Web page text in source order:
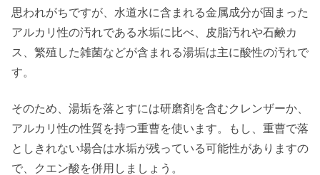
思われがちですが、水道水に含まれる金属成分が固まった
アルカリ性の汚れである水垢に比べ、皮脂汚れや石鹸カ
ス、繁殖した雑菌などが含まれる湯垢は主に酸性の汚れで
す。
そのため、湯垢を落とすには研磨剤を含むクレンザーか、
アルカリ性の性質を持つ重曹を使います。もし、重曹で落
としきれない場合は水垢が残っている可能性がありますの
で、クエン酸を併用しましょう。